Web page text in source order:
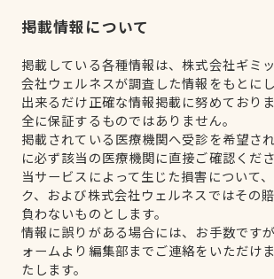
掲載情報について
掲載している各種情報は、株式会社ギミ
会社ウェルネスが調査した情報をもとにし
出来るだけ正確な情報掲載に努めており
全に保証するものではありません。
掲載されている医療機関へ受診を希望さ
に必ず該当の医療機関に直接ご確認くださ
当サービスによって生じた損害について
ク、および株式会社ウェルネスではその
負わないものとします。
情報に誤りがある場合には、お手数です
ォームより編集部までご連絡をいただけ
たします。